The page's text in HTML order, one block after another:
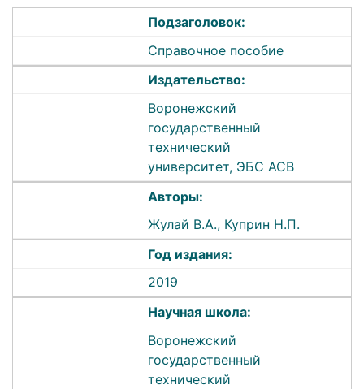
Подзаголовок:
Справочное пособие
Издательство:
Воронежский
государственный
технический
университет, ЭБС АСВ
Авторы:
Жулай В.А., Куприн Н.П.
Год издания:
2019
Научная школа:
Воронежский
государственный
технический